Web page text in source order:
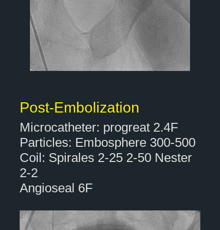
Post-Embolization
Microcatheter: progreat 2.4F
Particles: Embosphere 300-500
Coil: Spirales 2-25 2-50 Nester
2-2
Angioseal 6F